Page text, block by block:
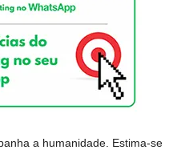
a humanidade. Estima-se